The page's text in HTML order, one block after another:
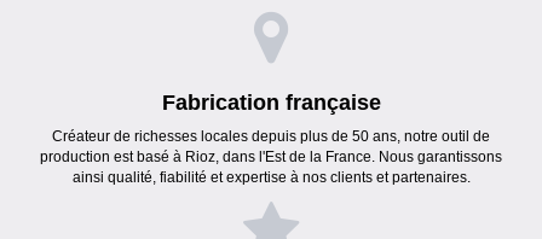
Fabrication française
Créateur de richesses locales depuis plus de 50 ans, notre outil de
production est basé à Rioz, dans l'Est de la France. Nous garantissons
ainsi qualité, fiabilité et expertise à nos clients et partenaires.